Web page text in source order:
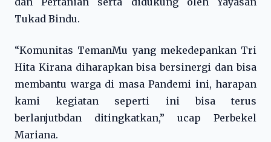
Tukad Bindu.
“Komunitas TemanMu yang mekedepankan Tri
Hita Kirana diharapkan bisa bersinergi dan bisa
membantu warga di masa Pandemi ini, harapan
kami kegiatan seperti ini bisa terus
berlanjutbdan ditingkatkan,” ucap Perbekel
Mariana.